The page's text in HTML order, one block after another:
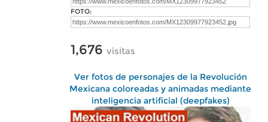
FOTO:
1,676 visitas
Ver fotos de personajes de la Revolución
Mexicana coloreadas y animadas mediante
inteligencia artificial (deepfakes)